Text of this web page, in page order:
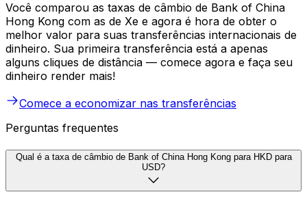
Você comparou as taxas de câmbio de Bank of China
Hong Kong com as de Xe e agora é hora de obter o
melhor valor para suas transferências internacionais de
dinheiro. Sua primeira transferência está a apenas
alguns cliques de distância — comece agora e faça seu
dinheiro render mais!
Comece a economizar nas transferências
Perguntas frequentes
Qual é a taxa de câmbio de Bank of China Hong Kong para HKD para
USD?